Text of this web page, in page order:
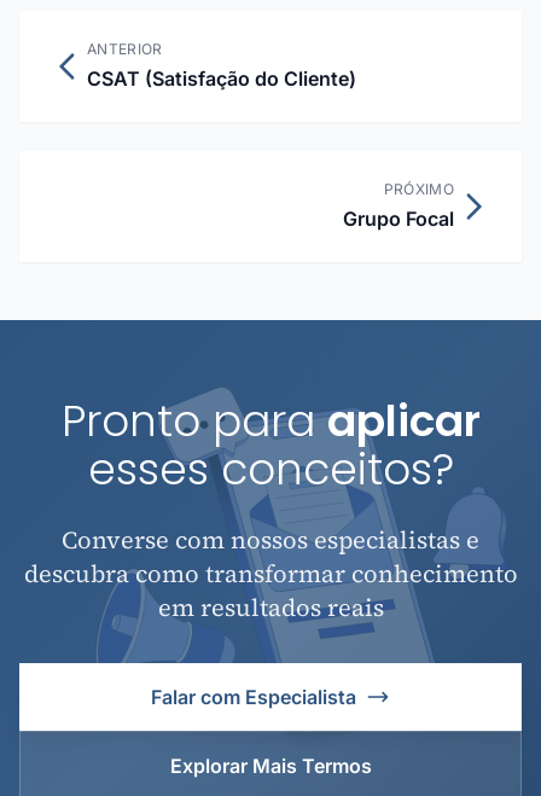
ANTERIOR
CSAT (Satisfação do Cliente)
PRÓXIMO
Grupo Focal
Pronto paraaplicar
esses conceitos?
Converse com nossos especialistas e
descubra como transformar conhecimento
em resultados reais
Falar com Especialista
Explorar Mais Termos